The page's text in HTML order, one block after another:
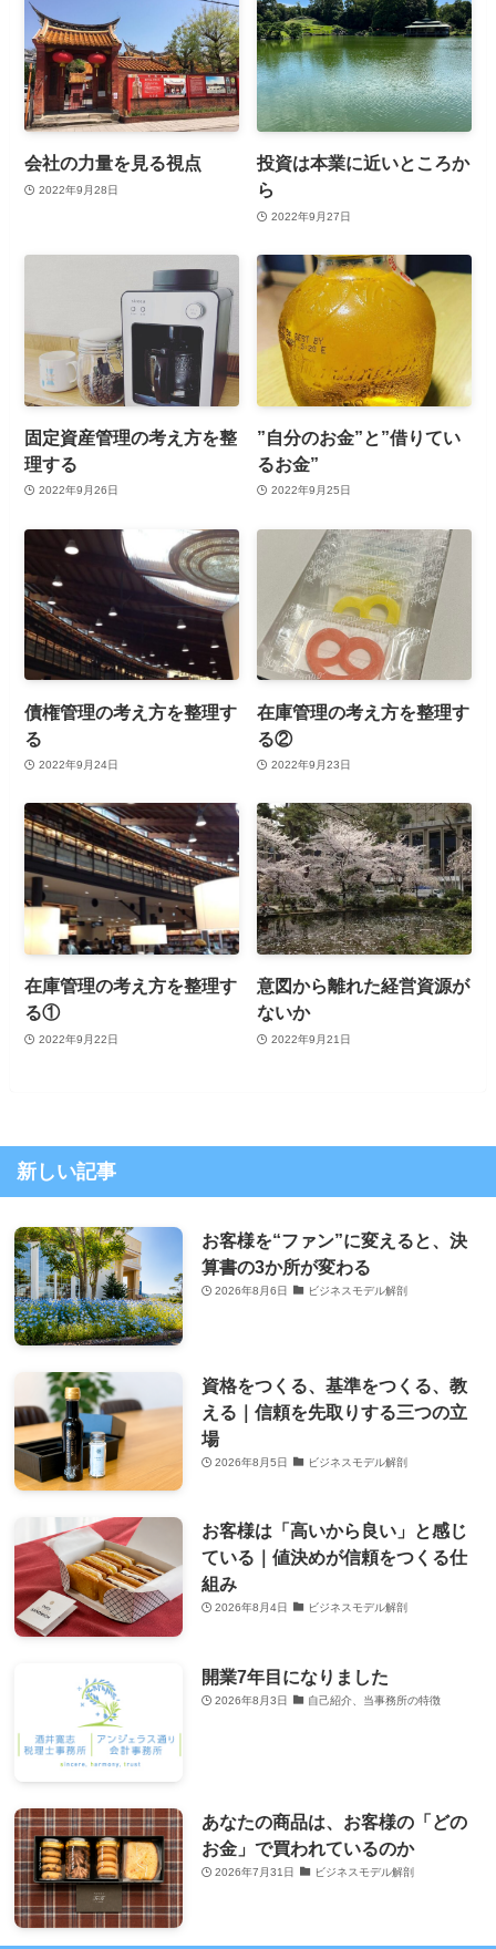
会社の力量を見る視点
2022年9月28日
投資は本業に近いところか
ら
2022年9月27日
固定資産管理の考え方を整
理する
2022年9月26日
”自分のお金”と”借りてい
るお金”
2022年9月25日
債権管理の考え方を整理す
る
2022年9月24日
在庫管理の考え方を整理す
る②
2022年9月23日
在庫管理の考え方を整理す
る①
2022年9月22日
意図から離れた経営資源が
ないか
2022年9月21日
新しい記事
お客様を“ファン”に変えると、決
算書の3か所が変わる
2026年8月6日 ビジネスモデル解剖
資格をつくる、基準をつくる、教
える｜信頼を先取りする三つの立
場
2026年8月5日 ビジネスモデル解剖
お客様は「高いから良い」と感じ
ている｜値決めが信頼をつくる仕
組み
2026年8月4日 ビジネスモデル解剖
開業7年目になりました
2026年8月3日 自己紹介、当事務所の特徴
あなたの商品は、お客様の「どの
お金」で買われているのか
2026年7月31日 ビジネスモデル解剖